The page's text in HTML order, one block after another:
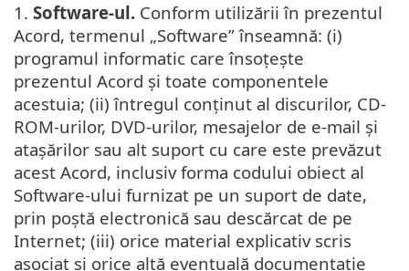
1. Software-ul. Conform utilizării în prezentul
Acord, termenul „Software” înseamnă: (i)
programul informatic care însoțește
prezentul Acord și toate componentele
acestuia; (ii) întregul conținut al discurilor, CD-
ROM-urilor, DVD-urilor, mesajelor de e-mail și
atașărilor sau alt suport cu care este prevăzut
acest Acord, inclusiv forma codului obiect al
Software-ului furnizat pe un suport de date,
prin poștă electronică sau descărcat de pe
Internet; (iii) orice material explicativ scris
asociat și orice altă eventuală documentație